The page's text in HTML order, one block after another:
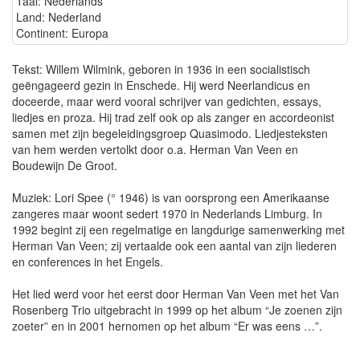
Land: Nederland
Continent: Europa
Tekst: Willem Wilmink, geboren in 1936 in een socialistisch
geëngageerd gezin in Enschede. Hij werd Neerlandicus en
doceerde, maar werd vooral schrijver van gedichten, essays,
liedjes en proza. Hij trad zelf ook op als zanger en accordeonist
samen met zijn begeleidingsgroep Quasimodo. Liedjesteksten
van hem werden vertolkt door o.a. Herman Van Veen en
Boudewijn De Groot.
Muziek: Lori Spee (° 1946) is van oorsprong een Amerikaanse
zangeres maar woont sedert 1970 in Nederlands Limburg. In
1992 begint zij een regelmatige en langdurige samenwerking met
Herman Van Veen; zij vertaalde ook een aantal van zijn liederen
en conferences in het Engels.
Het lied werd voor het eerst door Herman Van Veen met het Van
Rosenberg Trio uitgebracht in 1999 op het album “Je zoenen zijn
zoeter” en in 2001 hernomen op het album “Er was eens …”.